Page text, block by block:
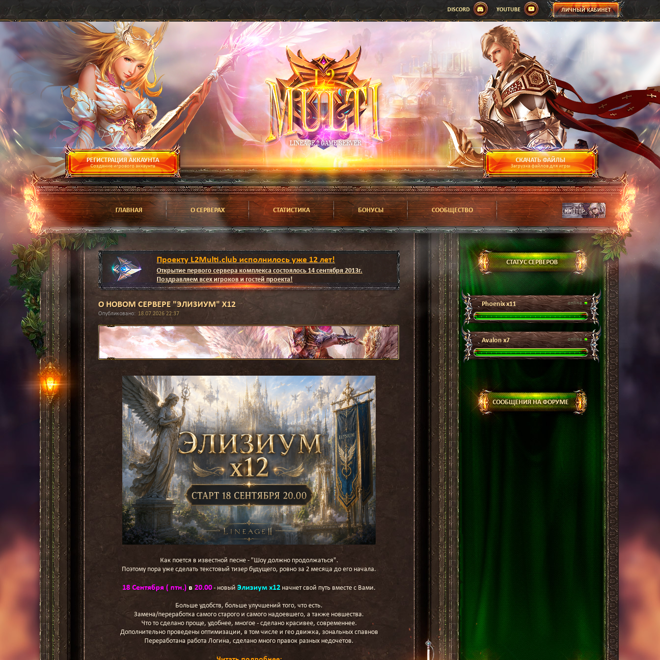
DISCORD YOUTUBE ЛИЧНЫЙ КАБИНЕТ
РЕГИСТРАЦИЯ АККАУНТА
Создание игрового аккаунта
СКАЧАТЬ ФАЙЛЫ
Загрузка файлов для игры
ГЛАВНАЯ О СЕРВЕРАХ СТАТИСТИКА БОНУСЫ СООБЩЕСТВО
Проекту L2Multi.club исполнилось уже 12 лет!
Открытие первого сервера комплекса состоялось 14 сентября 2013г.
Поздравляем всех игроков и гостей проекта!
О НОВОМ СЕРВЕРЕ "ЭЛИЗИУМ" Х12
Опубликовано: 18.07.2026 22:37
Как поется в известной песне - "Шоу должно продолжаться".
Поэтому пора уже сделать текстовый тизер будущего, ровно за 2 месяца до его начала.
18 Сентября ( птн.) в 20.00 - новый Элизиум х12 начнет свой путь вместе с Вами.
Больше удобств, больше улучшений того, что есть.
Замена/переработка самого старого и самого надоевшего, а также новшества.
Что то сделано проще, удобнее, многое - сделано красивее, современнее.
Дополнительно проведены оптимизации, в том числе и гео движка, зональных спавнов
Переработана работа Логина, сделано много правок разных недочетов.
СТАТУС СЕРВЕРОВ
Phoenix x11 online
Avalon x7 online
СООБЩЕНИЯ НА ФОРУМЕ